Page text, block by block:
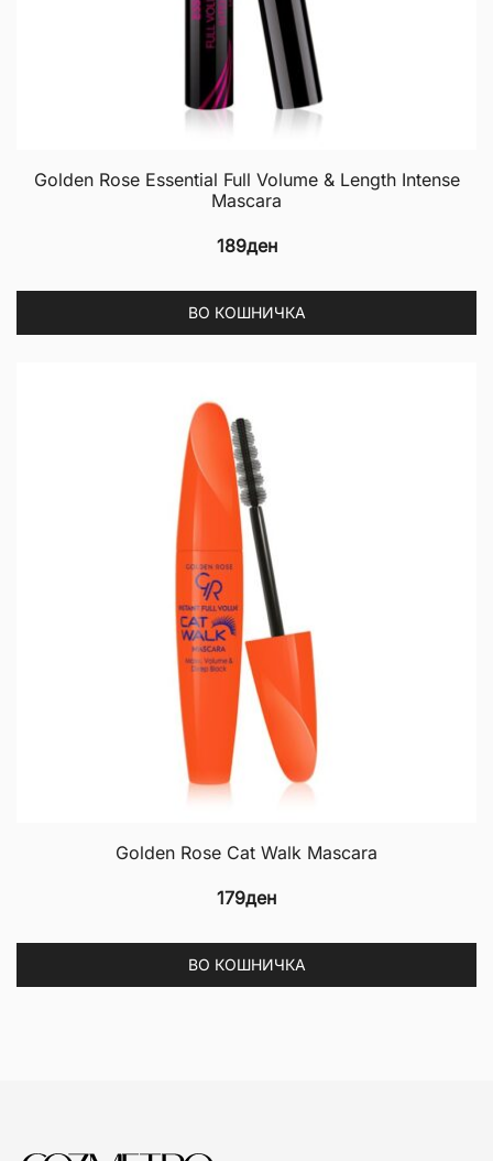
Golden Rose Essential Full Volume & Length Intense
Mascara
189ден
ВО КОШНИЧКА
Golden Rose Cat Walk Mascara
179ден
ВО КОШНИЧКА